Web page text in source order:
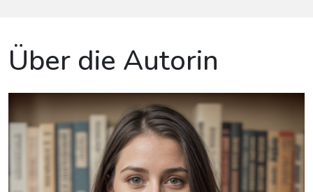
Über die Autorin